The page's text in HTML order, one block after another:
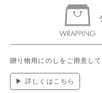
贈り物用にのしをご用意して
▶ 詳しくはこちら